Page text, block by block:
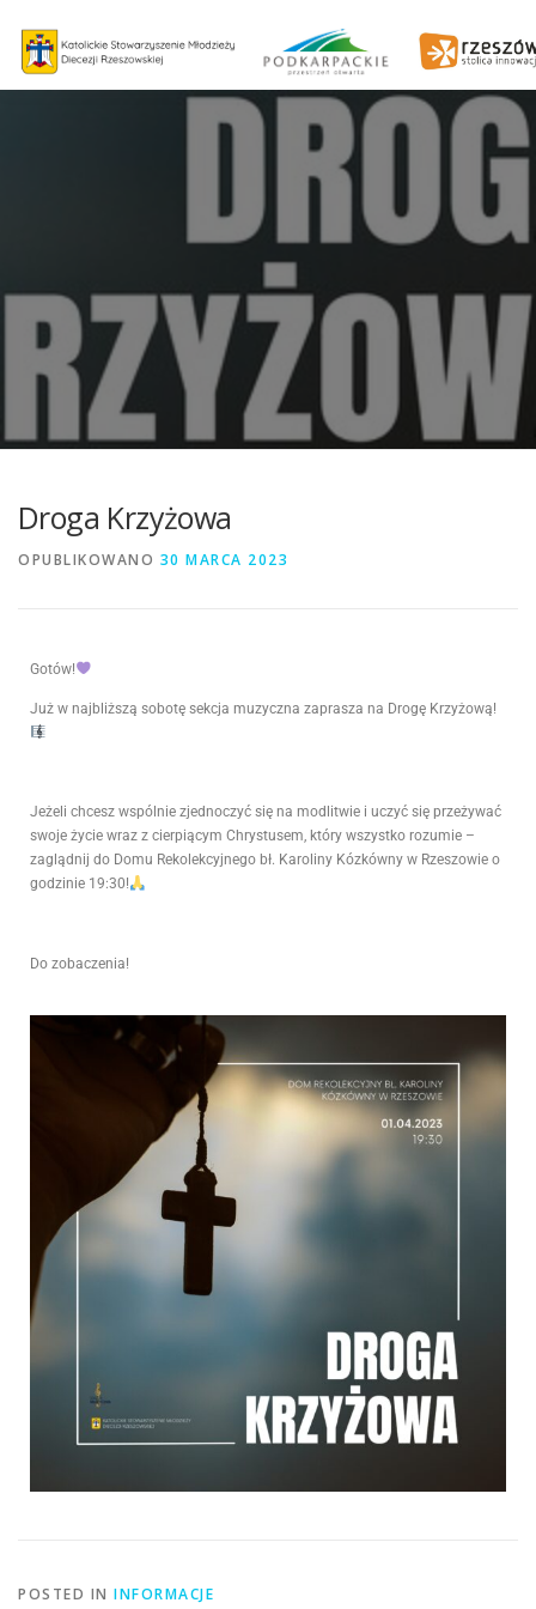
Droga Krzyżowa
OPUBLIKOWANO 30 MARCA 2023
Gotów!
Już w najbliższą sobotę sekcja muzyczna zaprasza na Drogę Krzyżową!
Jeżeli chcesz wspólnie zjednoczyć się na modlitwie i uczyć się przeżywać
swoje życie wraz z cierpiącym Chrystusem, który wszystko rozumie –
zaglądnij do Domu Rekolekcyjnego bł. Karoliny Kózkówny w Rzeszowie o
godzinie 19:30!
Do zobaczenia!
POSTED IN INFORMACJE